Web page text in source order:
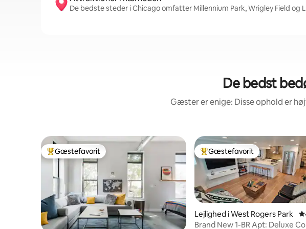
De bedste steder i Chicago omfatter Millennium Park, Wrigley Field og
De bedst
Gæster er enige: Disse ophold er
Bedste gæstefavorit
Gæstefavorit Bedste gæstefavorit
Gæstefavorit
Lejlighed i West Rogers Park
Brand New 1-BR Apt: Deluxe